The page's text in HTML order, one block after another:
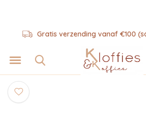
Gratis verzending vanaf €100